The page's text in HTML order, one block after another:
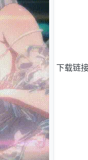
下载链